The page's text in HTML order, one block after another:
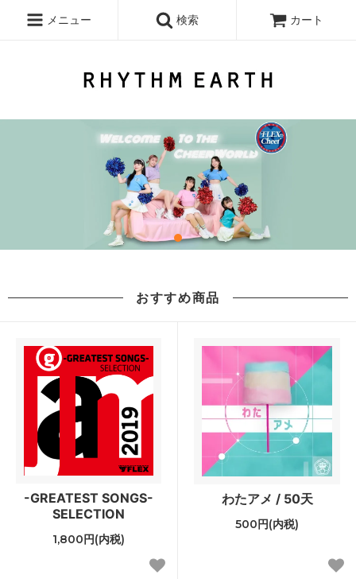
メニュー 検索 カート
おすすめ商品
-GREATEST SONGS-
SELECTION
1,800円(内税)
わたアメ / 50天
500円(内税)